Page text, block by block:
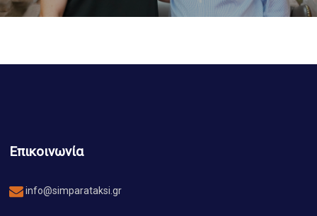
Επικοινωνία
info@simparataksi.gr